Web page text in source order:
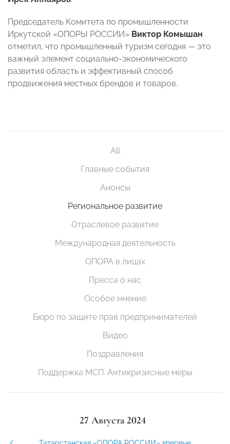
Председатель Комитета по промышленности
Иркутской «ОПОРЫ РОССИИ» Виктор Комышан
отметил, что промышленный туризм сегодня — это
важный элемент социально-экономического
развития область и эффективный способ
продвижения местных брендов и товаров.
All
Главные события
Анонсы
Региональное развитие
Отраслевое развитие
Международная деятельность
ОПОРА в лицах
Пресса о нас
Особое мнение
Бюро по защите прав предпринимателей
Видео
Поздравления
Поддержка МСП. Антикризисные меры
27 Августа 2024